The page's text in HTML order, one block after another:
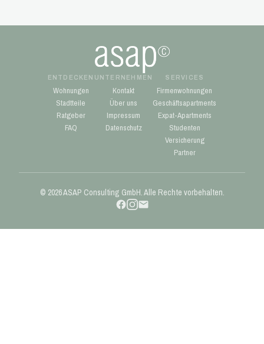
ENTDECKEN
Wohnungen
Stadtteile
Ratgeber
FAQ
UNTERNEHMEN
Kontakt
Über uns
Impressum
Datenschutz
SERVICES
Firmenwohnungen
Geschäftsapartments
Expat-Apartments
Studenten
Versicherung
Partner
© 2026 ASAP Consulting GmbH. Alle Rechte vorbehalten.